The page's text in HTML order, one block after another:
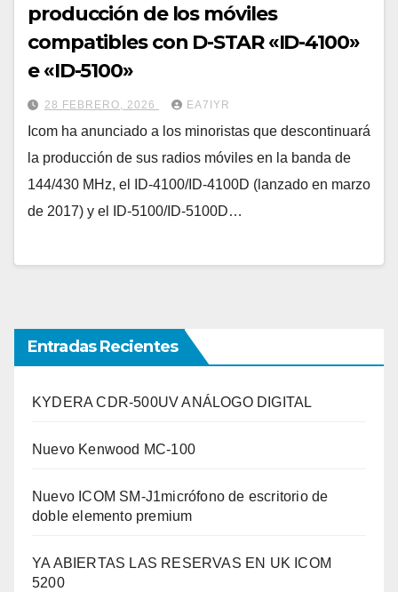
producción de los móviles
compatibles con D-STAR «ID-4100»
e «ID-5100»
28 FEBRERO, 2026 EA7IYR
Icom ha anunciado a los minoristas que descontinuará
la producción de sus radios móviles en la banda de
144/430 MHz, el ID-4100/ID-4100D (lanzado en marzo
de 2017) y el ID-5100/ID-5100D…
Entradas Recientes
KYDERA CDR-500UV ANÁLOGO DIGITAL
Nuevo Kenwood MC-100
Nuevo ICOM SM-J1micrófono de escritorio de
doble elemento premium
YA ABIERTAS LAS RESERVAS EN UK ICOM
5200